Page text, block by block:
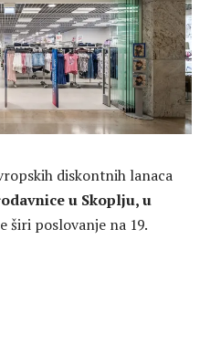
diskontnih lanaca
u Skoplju, u
širi poslovanje na 19.